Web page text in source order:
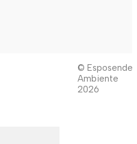
© Esposende
Ambiente
2026